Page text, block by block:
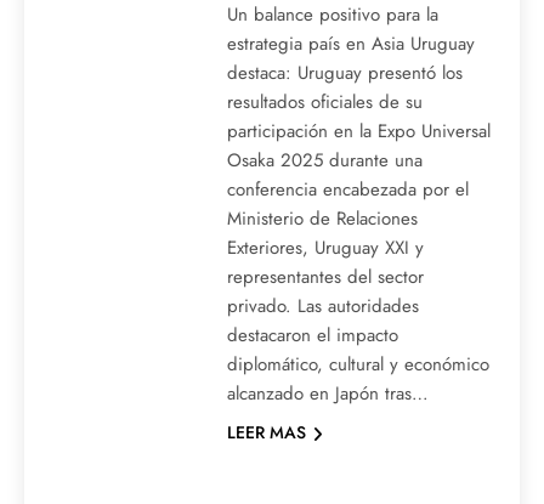
Un balance positivo para la
estrategia país en Asia Uruguay
destaca: Uruguay presentó los
resultados oficiales de su
participación en la Expo Universal
Osaka 2025 durante una
conferencia encabezada por el
Ministerio de Relaciones
Exteriores, Uruguay XXI y
representantes del sector
privado. Las autoridades
destacaron el impacto
diplomático, cultural y económico
alcanzado en Japón tras…
LEER MAS